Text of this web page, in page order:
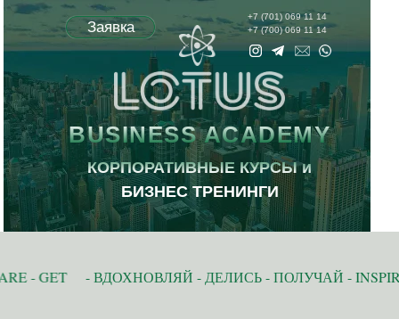
Заявка
BUSINESS ACADEMY
КОРПОРАТИВНЫЕ КУРСЫ и
БИЗНЕС ТРЕНИНГИ
+7 (701) 069 11 14
+7 (700) 069 11 14
- GET - ВДОХНОВЛЯЙ - ДЕЛИСЬ - ПОЛУЧАЙ - INSPIRE